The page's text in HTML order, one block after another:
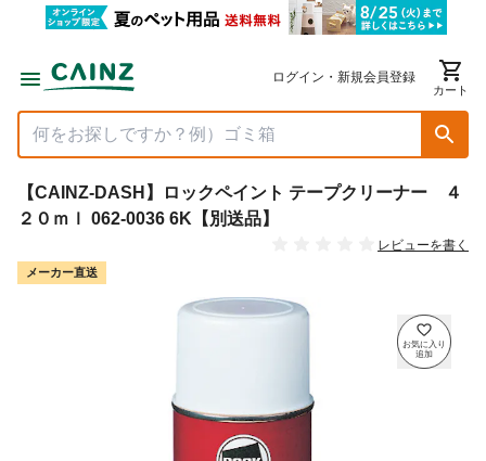
ログイン・新規会員登録
カート
【CAINZ-DASH】ロックペイント テープクリーナー ４
２０ｍｌ 062-0036 6K【別送品】
レビューを書く
メーカー直送